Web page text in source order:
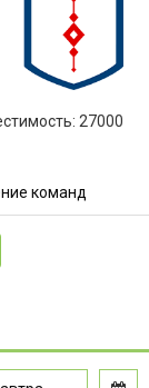
27000
команд